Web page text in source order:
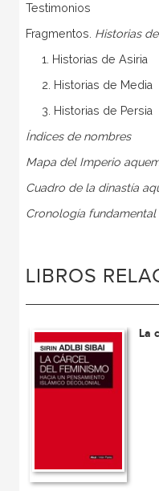
Testimonios
Fragmentos. Historias
1. Historias de Asiria
2. Historias de Media
3. Historias de Persia
Índices de nombres
Mapa del Imperio
Cuadro de la dinastía
Cronología fundamental
LIBROS
La